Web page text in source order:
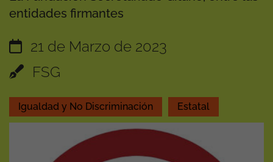
entidades firmantes
21 de Marzo de 2023
FSG
Igualdad y No Discriminación Estatal